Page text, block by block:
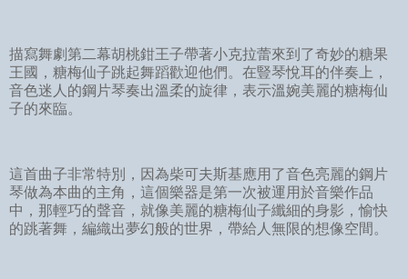
描寫舞劇第二幕胡桃鉗王子帶著小克拉蕾來到了奇妙的糖果
王國，糖梅仙子跳起舞蹈歡迎他們。在豎琴悅耳的伴奏上，
音色迷人的鋼片琴奏出溫柔的旋律，表示溫婉美麗的糖梅仙
子的來臨。
這首曲子非常特別，因為柴可夫斯基應用了音色亮麗的鋼片
琴做為本曲的主角，這個樂器是第一次被運用於音樂作品
中，那輕巧的聲音，就像美麗的糖梅仙子纖細的身影，愉快
的跳著舞，編織出夢幻般的世界，帶給人無限的想像空間。